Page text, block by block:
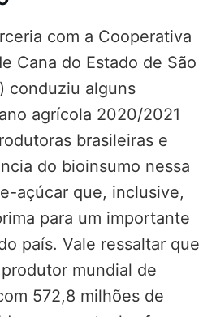
com a Cooperativa
Cana do Estado de São
conduziu alguns
agrícola 2020/2021
brasileiras e
do bioinsumo nessa
açúcar que, inclusive,
para um importante
país. Vale ressaltar que
mundial de
572,8 milhões de